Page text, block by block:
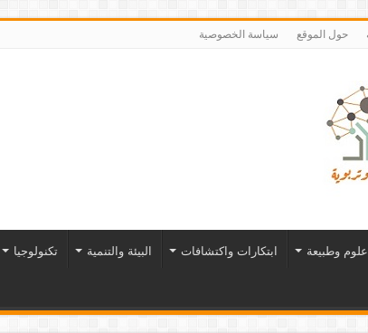
حول الموقع سياسة الخصوصية
علوم وطبيعة ابتكارات واكتشافات البيئة والتنمية تكنولوجيا